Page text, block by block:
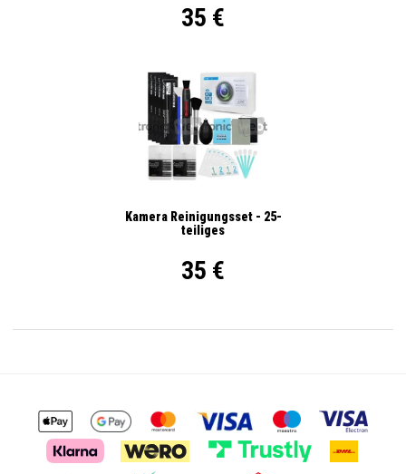
35 €
Kamera Reinigungsset - 25-
teiliges
35 €